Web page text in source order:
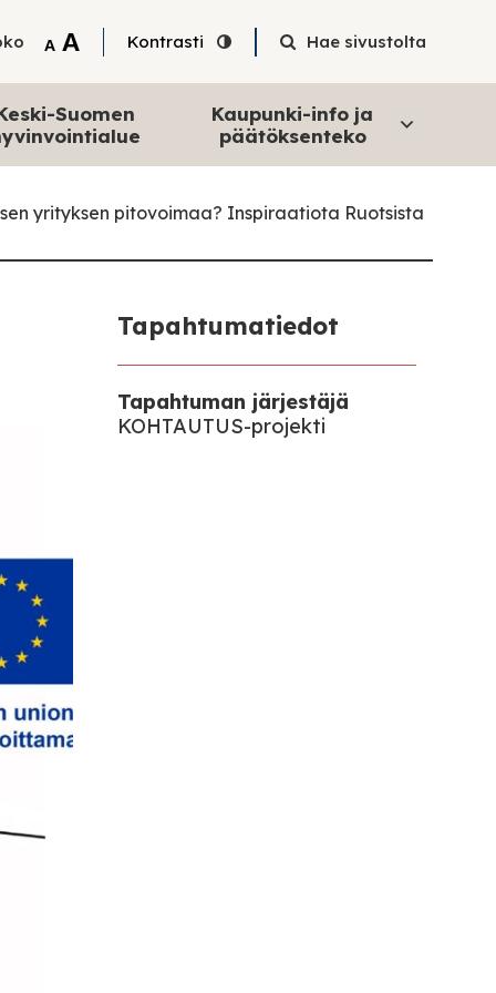
A Tekstin pienentäminen
A Tekstin suurentaminen
Kontrasti Hae sivustolta
Suomen
Kaupunki-info ja
päätöksenteko
yrityksen pitovoimaa? Inspiraatiota Ruotsista
Tapahtumatiedot
Tapahtuman järjestäjä
KOHTAUTUS-projekti